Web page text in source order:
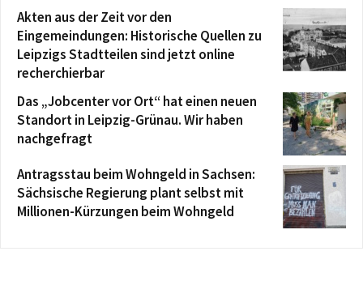
Akten aus der Zeit vor den
Eingemeindungen: Historische Quellen zu
Leipzigs Stadtteilen sind jetzt online
recherchierbar
Das „Jobcenter vor Ort“ hat einen neuen
Standort in Leipzig-Grünau. Wir haben
nachgefragt
Antragsstau beim Wohngeld in Sachsen:
Sächsische Regierung plant selbst mit
Millionen-Kürzungen beim Wohngeld